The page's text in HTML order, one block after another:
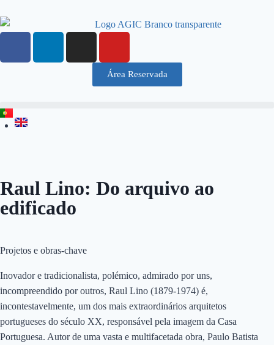
Área Reservada
Raul Lino: Do arquivo ao
edificado
Projetos e obras-chave
Inovador e tradicionalista, polémico, admirado por uns,
incompreendido por outros, Raul Lino (1879-1974) é,
incontestavelmente, um dos mais extraordinários arquitetos
portugueses do século XX, responsável pela imagem da Casa
Portuguesa. Autor de uma vasta e multifacetada obra, Paulo Batista